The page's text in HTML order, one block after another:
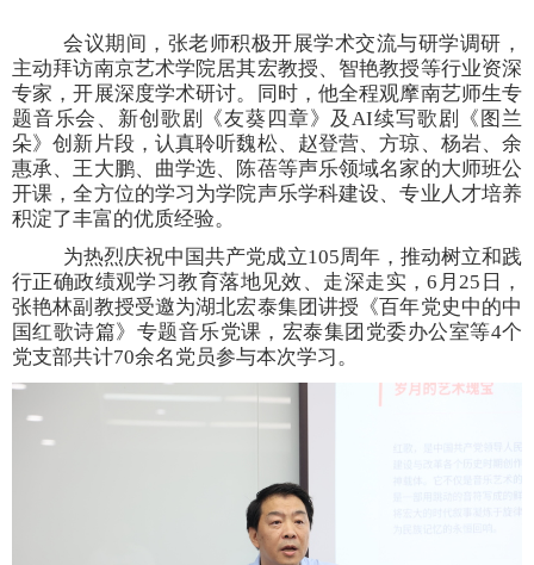
会议期间，张老师积极开展学术交流与研学调研，
主动拜访南京艺术学院居其宏教授、智艳教授等行业资深
专家，开展深度学术研讨。同时，他全程观摩南艺师生专
题音乐会、新创歌剧《友葵四章》及AI续写歌剧《图兰
朵》创新片段，认真聆听魏松、赵登营、方琼、杨岩、余
惠承、王大鹏、曲学选、陈蓓等声乐领域名家的大师班公
开课，全方位的学习为学院声乐学科建设、专业人才培养
积淀了丰富的优质经验。
为热烈庆祝中国共产党成立105周年，推动树立和践
行正确政绩观学习教育落地见效、走深走实，6月25日，
张艳林副教授受邀为湖北宏泰集团讲授《百年党史中的中
国红歌诗篇》专题音乐党课，宏泰集团党委办公室等4个
党支部共计70余名党员参与本次学习。